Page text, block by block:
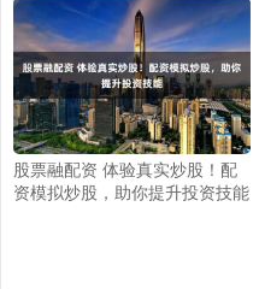
股票融配资 体验真实炒股！配
资模拟炒股，助你提升投资技能